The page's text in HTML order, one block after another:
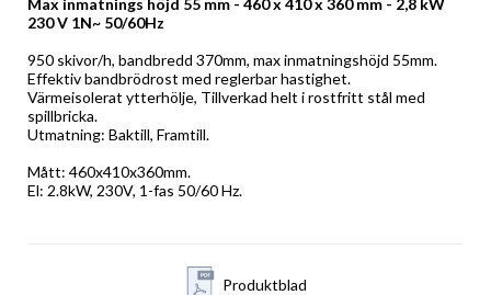
230 V 1N~ 50/60Hz
950 skivor/h, bandbredd 370mm, max inmatningshöjd 55mm.
Effektiv bandbrödrost med reglerbar hastighet.
Värmeisolerat ytterhölje, Tillverkad helt i rostfritt stål med
spillbricka.
Utmatning: Baktill, Framtill.
Mått: 460x410x360mm.
El: 2.8kW, 230V, 1-fas 50/60 Hz.
Produktblad